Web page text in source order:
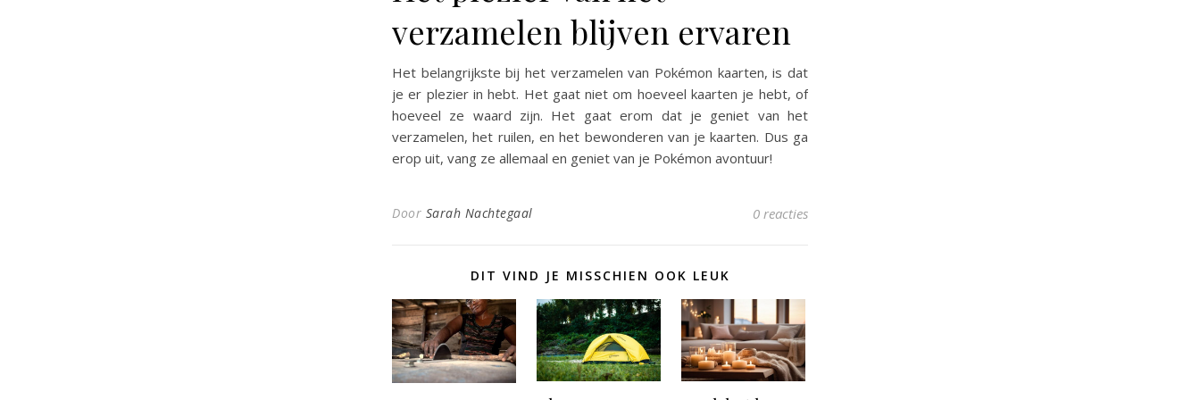
verzamelen blijven ervaren
Het belangrijkste bij het verzamelen van Pokémon kaarten, is dat
je er plezier in hebt. Het gaat niet om hoeveel kaarten je hebt, of
hoeveel ze waard zijn. Het gaat erom dat je geniet van het
verzamelen, het ruilen, en het bewonderen van je kaarten. Dus ga
erop uit, vang ze allemaal en geniet van je Pokémon avontuur!
Door Sarah Nachtegaal 0 reacties
DIT VIND JE MISSCHIEN OOK LEUK